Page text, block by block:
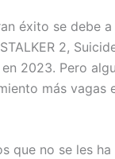
éxito se debe
2,
2023. Pero
más
que no se les